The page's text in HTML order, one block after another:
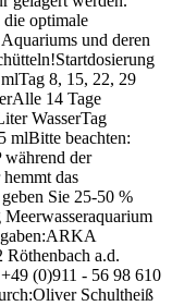
optimale
und deren
8, 15, 22, 29
14 Tage
WasserTag
beachten:
während der
das
Sie 25-50 %
a.d.
(0)911 - 56 98 610
Schultheiß